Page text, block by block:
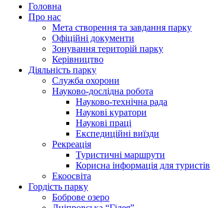
Головна
Про нас
Мета створення та завдання парку
Офіційні документи
Зонування територій парку
Керівництво
Діяльність парку
Служба охорони
Науково-дослідна робота
Науково-технічна рада
Наукові куратори
Наукові праці
Експедиційні виїзди
Рекреація
Туристичні маршрути
Корисна інформація для туристів
Екоосвіта
Гордість парку
Боброве озеро